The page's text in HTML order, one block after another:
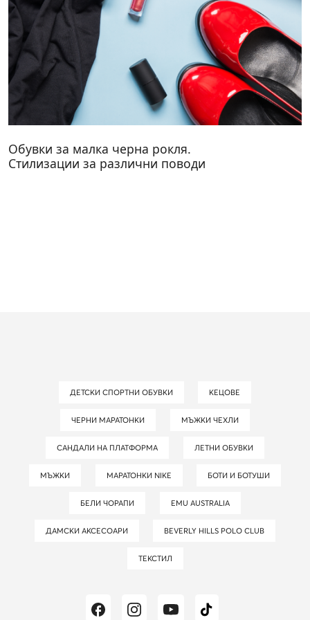
Обувки за малка черна рокля.
Стилизации за различни поводи
ДЕТСКИ СПОРТНИ ОБУВКИ КЕЦОВЕ
ЧЕРНИ МАРАТОНКИ МЪЖКИ ЧЕХЛИ
САНДАЛИ НА ПЛАТФОРМА ЛЕТНИ ОБУВКИ
МЪЖКИ МАРАТОНКИ NIKE БОТИ И БОТУШИ
БЕЛИ ЧОРАПИ EMU AUSTRALIA
ДАМСКИ АКСЕСОАРИ BEVERLY HILLS POLO CLUB
ТЕКСТИЛ